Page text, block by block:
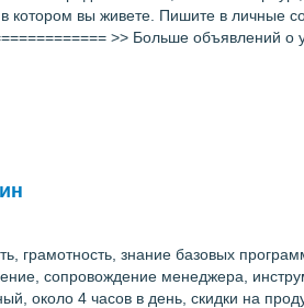
в котором вы живете. Пишите в
>> Больше объявлений
грамотность, знание базовых
сопровождение менеджера,
около 4 часов в день, скидки на